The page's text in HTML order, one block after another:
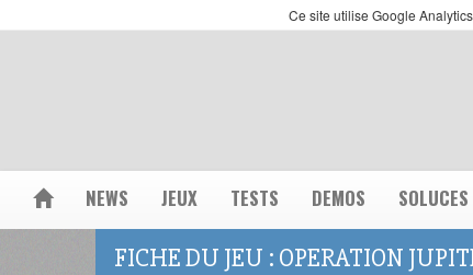
Ce site utilise Google
NEWS JEUX TESTS DEMOS SOLUCES
FICHE DU JEU : OPERATION